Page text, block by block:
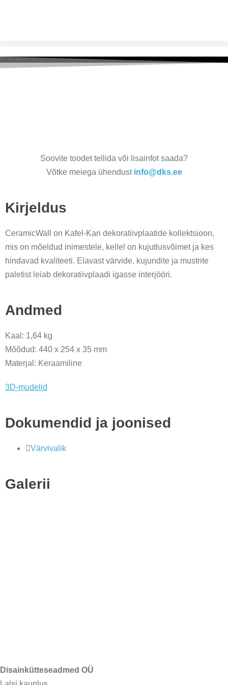
Soovite toodet tellida või lisainfot saada?
Võtke meiega ühendust info@dks.ee
Kirjeldus
CeramicWall on Kafel-Kari dekoratiivplaatide kollektsioon,
mis on mõeldud inimestele, kellel on kujutlusvõimet ja kes
hindavad kvaliteeti. Elavast värvide, kujundite ja mustrite
paletist leiab dekoratiivplaadi igasse interjööri.
Andmed
Kaal: 1,64 kg
Mõõdud: 440 x 254 x 35 mm
Materjal: Keraamiline
3D-mudelid
Dokumendid ja joonised
Värvivalik
Galerii
Disainkütteseadmed OÜ